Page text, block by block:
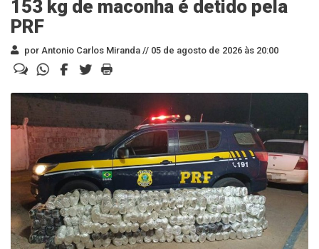
153 kg de maconha é detido pela
PRF
por Antonio Carlos Miranda // 05 de agosto de 2026 às 20:00